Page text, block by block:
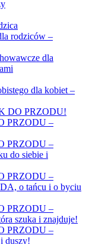
rodziców –
dla
dla kobiet –
DO PRZODU!
PRZODU –
PRZODU –
do siebie i
PRZODU –
o tańcu i o byciu
PRZODU –
szuka i znajduje!
PRZODU –
duszy!